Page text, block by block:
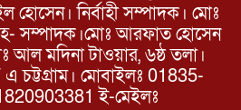
হোসেন। নির্বাহী সম্পাদক। মোঃ
সম্পাদক।মোঃ আরফাত হোসেন
আল মদিনা টাওয়ার, ৬ষ্ঠ তলা।
চট্টগ্রাম। মোবাইলঃ 01835-
ই-মেইলঃ